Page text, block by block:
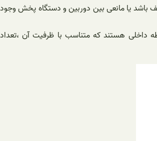
باشد یا مانعی بین دوربین و دستگاه پخش وجود
داخلی هستند که متناسب با ظرفیت آن ،تعداد